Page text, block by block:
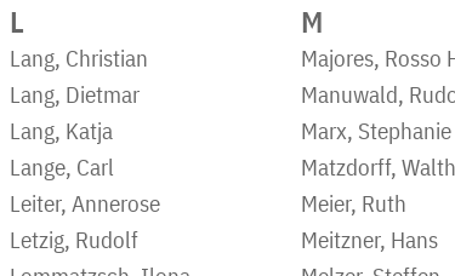
L
Lang, Christian
Lang, Dietmar
Lang, Katja
Lange, Carl
Leiter, Annerose
Letzig, Rudolf
M
Majores, Rosso
Manuwald,
Marx, Stephanie
Matzdorff,
Meier, Ruth
Meitzner, Hans